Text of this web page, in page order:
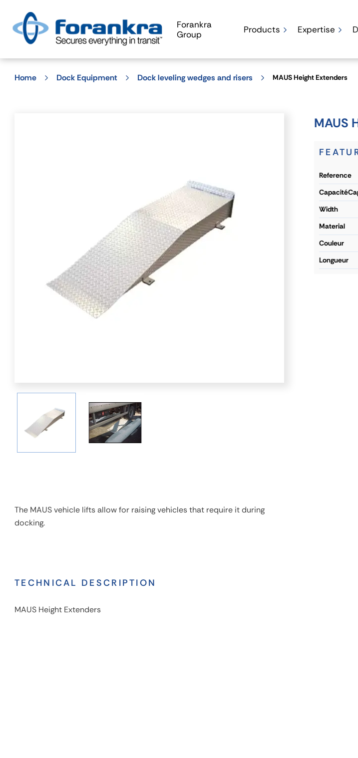
Forankra
Group
Products Expertise
Home Dock Equipment Dock leveling wedges and risers MAUS Height Extenders
The MAUS vehicle lifts allow for raising vehicles that require it during
docking.
TECHNICAL DESCRIPTION
MAUS Height Extenders
MAUS
reference
capacité
width
material
couleur
longueur